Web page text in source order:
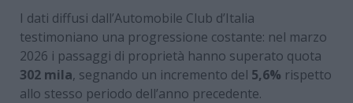
I dati diffusi dall’Automobile Club d’Italia
testimoniano una progressione costante: nel marzo
2026 i passaggi di proprietà hanno superato quota
302 mila, segnando un incremento del 5,6% rispetto
allo stesso periodo dell’anno precedente.